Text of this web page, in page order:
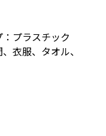
：プラスチック
衣服、タオル、